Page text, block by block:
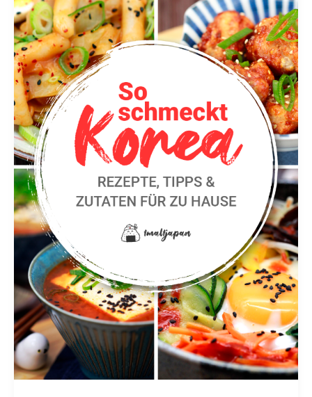
Umami